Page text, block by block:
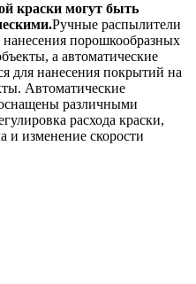
краски могут быть
Ручные распылители
порошкообразных
а автоматические
для нанесения покрытий на
Автоматические
различными
расхода краски,
и изменение скорости